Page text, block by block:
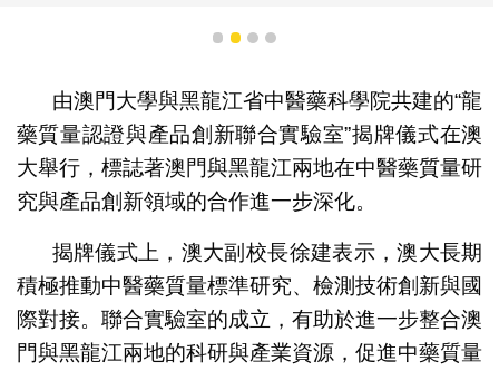
1 2 3 4
由澳門大學與黑龍江省中醫藥科學院共建的“龍
藥質量認證與產品創新聯合實驗室”揭牌儀式在澳
大舉行，標誌著澳門與黑龍江兩地在中醫藥質量研
究與產品創新領域的合作進一步深化。
揭牌儀式上，澳大副校長徐建表示，澳大長期
積極推動中醫藥質量標準研究、檢測技術創新與國
際對接。聯合實驗室的成立，有助於進一步整合澳
門與黑龍江兩地的科研與產業資源，促進中藥質量